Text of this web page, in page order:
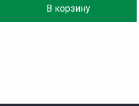
В корзину